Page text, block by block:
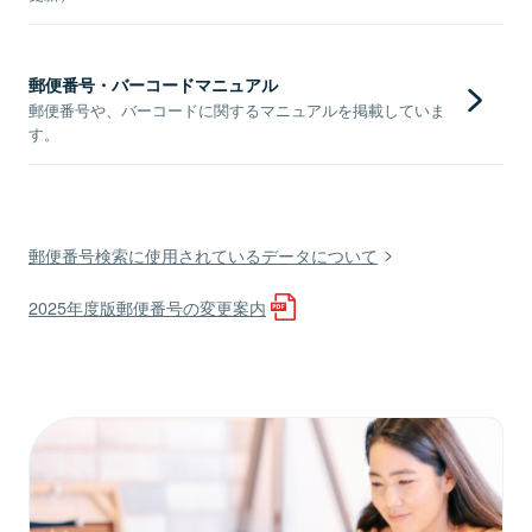
郵便番号・バーコードマニュアル
郵便番号や、バーコードに関するマニュアルを掲載していま
す。
郵便番号検索に使用されているデータについて
2025年度版郵便番号の変更案内